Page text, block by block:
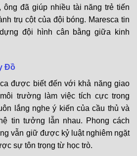
ông đã giúp nhiều tài năng trẻ tiến
trụ cột của đội bóng. Maresca tin
đội hình cân bằng giữa kinh
Đồ
được biết đến với khả năng giao
trường làm việc tích cực trong
lắng nghe ý kiến của cầu thủ và
tin tưởng lẫn nhau. Phong cách
vẫn giữ được kỷ luật nghiêm ngặt
sự tôn trọng từ học trò.